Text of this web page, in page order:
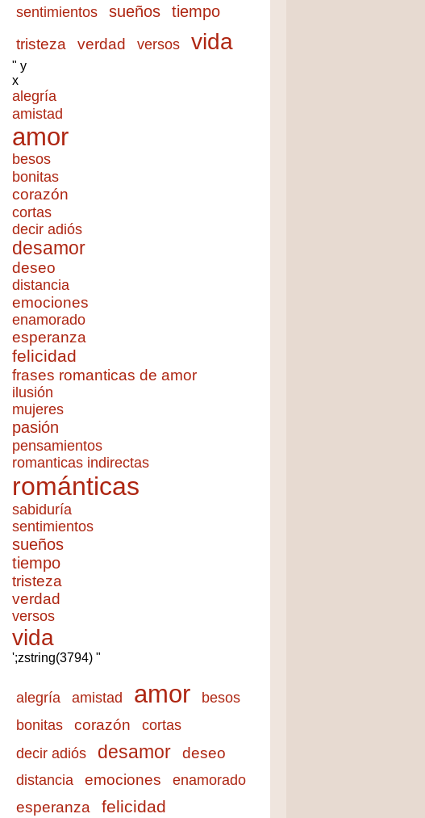
sentimientos
sueños tiempo
tristeza verdad versos vida
" y
x
alegría
amistad
amor
besos
bonitas
corazón
cortas
decir adiós
desamor
deseo
distancia
emociones
enamorado
esperanza
felicidad
frases romanticas de amor
ilusión
mujeres
pasión
pensamientos
romanticas indirectas
románticas
sabiduría
sentimientos
sueños
tiempo
tristeza
verdad
versos
vida
';zstring(3794) "
alegría amistad amor besos
bonitas corazón cortas
decir adiós desamor deseo
distancia emociones enamorado
esperanza felicidad